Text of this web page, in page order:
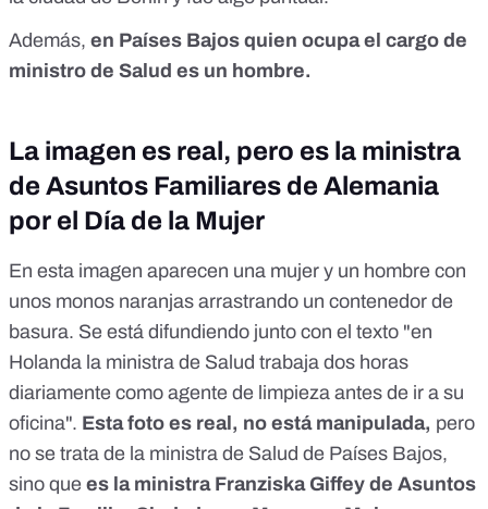
Además, en Países Bajos quien ocupa el cargo de
ministro de Salud es un hombre.
La imagen es real, pero es la ministra
de Asuntos Familiares de Alemania
por el Día de la Mujer
En esta imagen aparecen una mujer y un hombre con
unos monos naranjas arrastrando un contenedor de
basura. Se está difundiendo junto con el texto "en
Holanda la ministra de Salud trabaja dos horas
diariamente como agente de limpieza antes de ir a su
oficina". Esta foto es real, no está manipulada, pero
no se trata de la ministra de Salud de Países Bajos,
sino que es la ministra Franziska Giffey de Asuntos